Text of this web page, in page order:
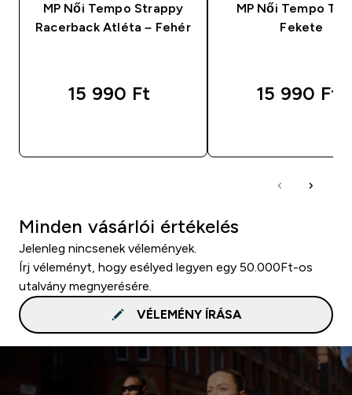
MP Női Tempo Strappy
Racerback Atléta – Fehér
15 990 Ft‎
MP Női Tempo
Fekete
15 990 Ft‎
Minden vásárlói értékelés
Jelenleg nincsenek vélemények.
Írj véleményt, hogy esélyed legyen egy 50.000Ft-os
utalvány megnyerésére.
VÉLEMÉNY ÍRÁSA